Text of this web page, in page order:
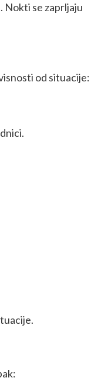
Nokti se zaprljaju
od situacije: